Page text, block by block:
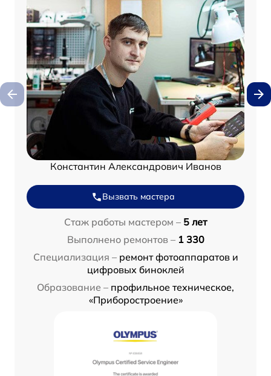
Константин Александрович Иванов
Вызвать мастера
Стаж работы мастером – 5 лет
Выполнено ремонтов – 1 330
Специализация – ремонт фотоаппаратов и
цифровых биноклей
Образование – профильное техническое,
«Приборостроение»